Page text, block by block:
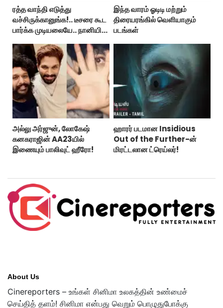
ரத்த வாந்தி எடுத்து
வச்சிருக்கானுங்க!.. டீசரை கூட
பார்க்க முடியலையே.. நானியின்
இந்த வாரம் ஓடிடி மற்றும்
திரையரங்கில் வெளியாகும்
படங்கள்
அல்லு அர்ஜுன், லோகேஷ்
கனகராஜின் AA23யில்
இணையும் பாலிவுட் ஹீரோ!
ஹாரர் படமான Insidious
Out of the Further-ன்
மிரட்டலான ட்ரெய்லர்!
About Us
Cinereporters – உங்கள் சினிமா உலகத்தின் உண்மைச்
செய்தித் தளம்! சினிமா என்பது வெறும் பொழுதுபோக்கு